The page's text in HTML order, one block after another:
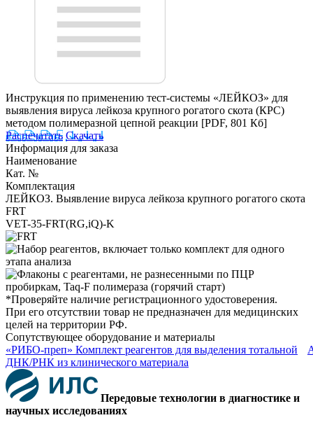
Инструкция по применению тест-системы «ЛЕЙКОЗ» для
выявления вируса лейкоза крупного рогатого скота (КРС)
методом полимеразной цепной реакции [PDF, 801 Кб]
Распечатать Скачать
Информация для заказа
Наименование
Кат. №
Комплектация
ЛЕЙКОЗ. Выявление вируса лейкоза крупного рогатого скота
FRT
VET-35-FRT(RG,iQ)-K
*Проверяйте наличие регистрационного удостоверения.
При его отсутствии товар не предназначен для медицинских
целей на территории РФ.
Сопутствующее оборудование и материалы
«РИБО-преп» Комплект реагентов для выделения тотальной
ДНК/РНК из клинического материала
Передовые технологии в диагностике и
научных исследованиях